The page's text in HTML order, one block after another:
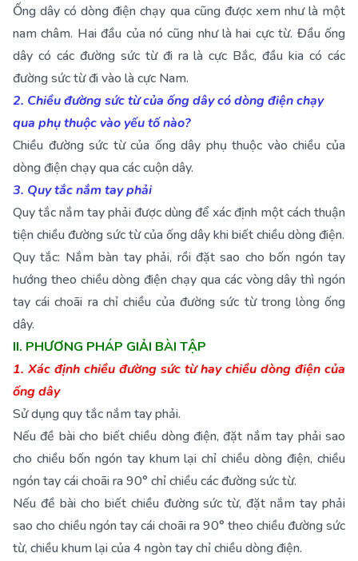
Ống dây có dòng điện chạy qua cũng được xem như là một
nam châm. Hai đầu của nó cũng như là hai cực từ. Đầu ống
dây có các đường sức từ đi ra là cực Bắc, đầu kia có các
đường sức từ đi vào là cực Nam.
2. Chiều đường sức từ của ống dây có dòng điện chạy
qua phụ thuộc vào yếu tố nào?
Chiều đường sức từ của ống dây phụ thuộc vào chiều của
dòng điện chạy qua các cuộn dây.
3. Quy tắc nắm tay phải
Quy tắc nắm tay phải được dùng để xác định một cách thuận
tiện chiều đường sức từ của ống dây khi biết chiều dòng điện.
Quy tắc: Nắm bàn tay phải, rồi đặt sao cho bốn ngón tay
hướng theo chiều dòng điện chạy qua các vòng dây thì ngón
tay cái choãi ra chỉ chiều của đường sức từ trong lòng ống
dây.
II. PHƯƠNG PHÁP GIẢI BÀI TẬP
1. Xác định chiều đường sức từ hay chiều dòng điện của
ống dây
Sử dụng quy tắc nắm tay phải.
Nếu đề bài cho biết chiều dòng điện, đặt nắm tay phải sao
cho chiều bốn ngón tay khum lại chỉ chiều dòng điện, chiều
ngón tay cái choãi ra 90° chỉ chiều các đường sức từ.
Nếu đề bài cho biết chiều đường sức từ, đặt nắm tay phải
sao cho chiều ngón tay cái choãi ra 90° theo chiều đường sức
từ, chiều khum lại của 4 ngòn tay chỉ chiều dòng điện.